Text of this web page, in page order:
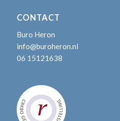
CONTACT
Buro Heron
info@buroheron.nl
06 15121638